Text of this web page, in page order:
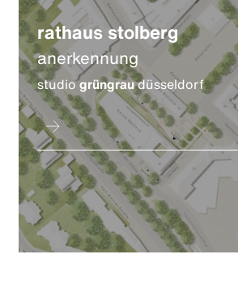
rathaus stolberg
anerkennung
studiogrüngraudüsseldorf